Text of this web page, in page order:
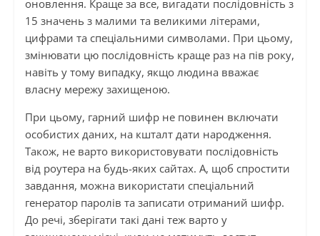
оновлення. Краще за все, вигадати послідовність з
15 значень з малими та великими літерами,
цифрами та спеціальними символами. При цьому,
змінювати цю послідовність краще раз на пів року,
навіть у тому випадку, якщо людина вважає
власну мережу захищеною.
При цьому, гарний шифр не повинен включати
особистих даних, на кшталт дати народження.
Також, не варто використовувати послідовність
від роутера на будь-яких сайтах. А, щоб спростити
завдання, можна використати спеціальний
генератор паролів та записати отриманий шифр.
До речі, зберігати такі дані теж варто у